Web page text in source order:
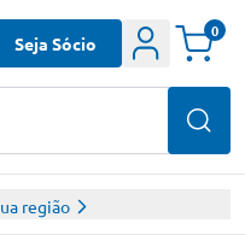
Seja Sócio
0
região